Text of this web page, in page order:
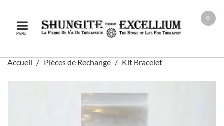
MENU
0
Accueil Pièces de Rechange Kit Bracelet